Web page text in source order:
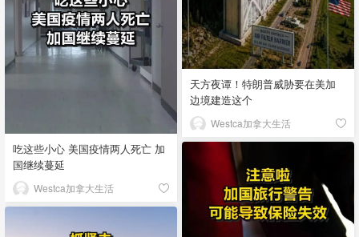
天方夜谭！特朗普威胁要在美加
边境建造这个
Westca加拿大生活
吃这些小心 美国疫情两人死亡 加
国继续蔓延
Westca加拿大生活